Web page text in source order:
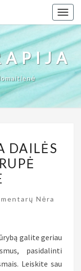
DAILĖS
Nėra
galite geriau
pasidalinti
Leiskite sau